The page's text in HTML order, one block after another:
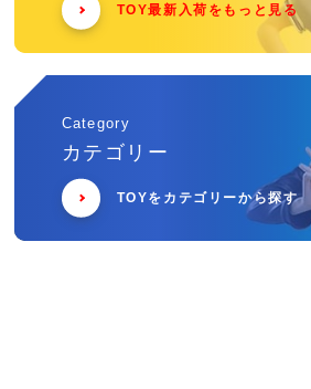
TOY最新入荷をもっと見る
Category
カテゴリー
TOYをカテゴリーから探す